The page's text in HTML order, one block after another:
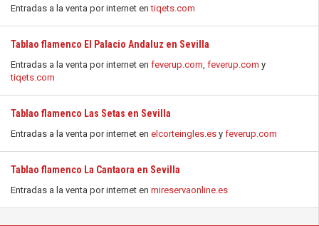
Entradas a la venta por internet entiqets.com
Tablao flamenco El Palacio Andaluz en Sevilla
Entradas a la venta por internet en feverup.com, feverup.com y
tiqets.com
Tablao flamenco Las Setas en Sevilla
Entradas a la venta por internet en elcorteingles.es y feverup.com
Tablao flamenco La Cantaora en Sevilla
Entradas a la venta por internet en mireservaonline.es